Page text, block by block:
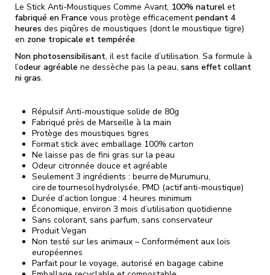
Le Stick Anti-Moustiques Comme Avant, 100% naturel et
fabriqué en France vous protège efficacementpendant 4
heures des piqûres de moustiques (dont le moustique tigre)
en zone tropicale et tempérée.
Non photosensibilisant, il est facile d’utilisation. Sa formule à
l’odeur agréable ne dessèche pas la peau, sans effet collant
ni gras.
Répulsif Anti-moustique solide de 80g
Fabriqué près de Marseille à la main
Protège des moustiques tigres
Format stick avec emballage 100% carton
Ne laisse pas de fini gras sur la peau
Odeur citronnée douce et agréable
Seulement 3 ingrédients : beurre de Murumuru,
cire de tournesol hydrolysée, PMD (actif anti-moustique)
Durée d’action longue : 4 heures minimum
Économique, environ 3 mois d’utilisation quotidienne
Sans colorant, sans parfum, sans conservateur
Produit Vegan
Non testé sur les animaux – Conformément aux lois
européennes
Parfait pour le voyage, autorisé en bagage cabine